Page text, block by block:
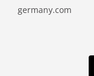
germany.com